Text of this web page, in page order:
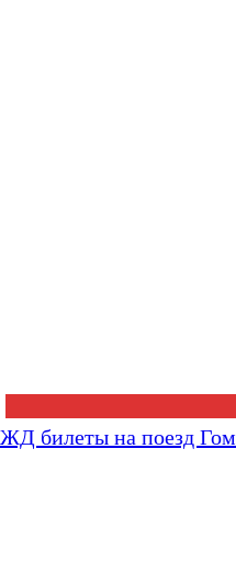
ЖД билеты на поезд